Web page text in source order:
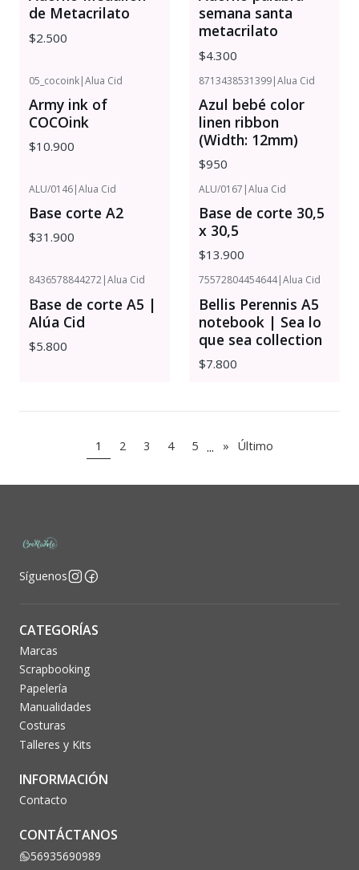
de Metacrilato
$2.500
semana santa
metacrilato
$4.300
05_cocoink|Alua Cid
Army ink of
COCOink
$10.900
8713438531399|Alua Cid
Azul bebé color
linen ribbon
(Width: 12mm)
$950
ALU/0146|Alua Cid
Base corte A2
$31.900
ALU/0167 |Alua Cid
Base de corte 30,5
x 30,5
$13.900
8436578844272|Alua Cid
Base de corte A5 |
Alúa Cid
$5.800
75572804454644|Alua Cid
Bellis Perennis A5
notebook | Sea lo
que sea collection
$7.800
1 2 3 4 5 ... » Último
Síguenos
CATEGORÍAS
Marcas
Scrapbooking
Papelería
Manualidades
Costuras
Talleres y Kits
INFORMACIÓN
Contacto
CONTÁCTANOS
56935690989